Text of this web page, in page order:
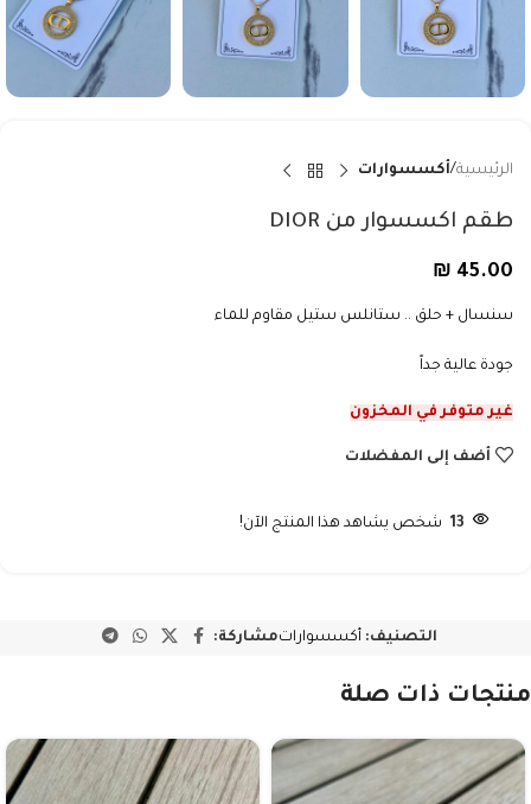
الرئيسية أكسسوارات
طقم اكسسوار من DIOR
₪ 45.00
سنسال + حلق .. ستانلس ستيل مقاوم للماء
جودة عالية جداً
غير متوفر في المخزون
أضف إلى المفضلات
13 شخص يشاهد هذا المنتج الآن!
التصنيف: أكسسواراتمشاركة:
منتجات ذات صلة